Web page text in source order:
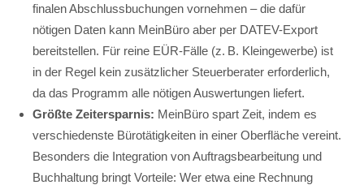
finalen Abschlussbuchungen vornehmen – die dafür
nötigen Daten kann MeinBüro aber per DATEV-Export
bereitstellen. Für reine EÜR-Fälle (z. B. Kleingewerbe) ist
in der Regel kein zusätzlicher Steuerberater erforderlich,
da das Programm alle nötigen Auswertungen liefert.
Größte Zeitersparnis: MeinBüro spart Zeit, indem es
verschiedenste Bürotätigkeiten in einer Oberfläche vereint.
Besonders die Integration von Auftragsbearbeitung und
Buchhaltung bringt Vorteile: Wer etwa eine Rechnung